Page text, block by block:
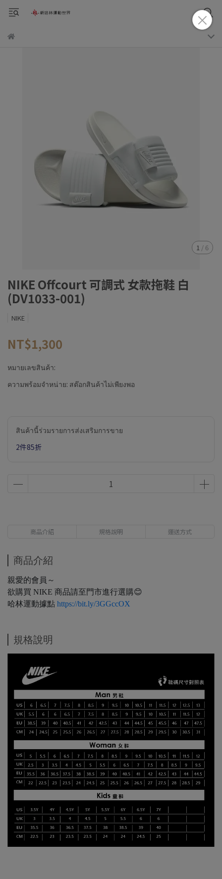
1 / 6
NIKE Offcourt 可調式 女款拖鞋 白
(DV1033-001)
NIKE
NT$1,300
หมายเลขสินค้า:
ความพร้อมจำหน่าย: สต๊อกสินค้าไม่เพียงพอ
สินค้านี้ร่วมรายการส่งเสริมการขาย
2件85折
商品介紹 規格說明 運送方式
商品介紹
親愛的會員～
欲購買 NIKE 商品請至門市進行選購😊
哈林運動據點 https://bit.ly/3GGccOX
規格說明